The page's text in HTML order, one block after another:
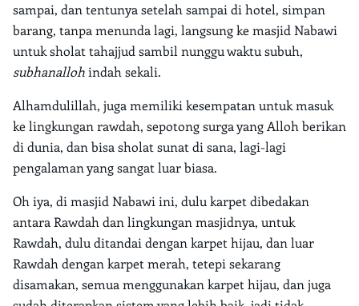
sampai, dan tentunya setelah sampai di hotel, simpan
barang, tanpa menunda lagi, langsung ke masjid Nabawi
untuk sholat tahajjud sambil nunggu waktu subuh,
subhanallohindah sekali.
Alhamdulillah, juga memiliki kesempatan untuk masuk
ke lingkungan rawdah, sepotong surga yang Alloh berikan
di dunia, dan bisa sholat sunat di sana, lagi-lagi
pengalaman yang sangat luar biasa.
Oh iya, di masjid Nabawi ini, dulu karpet dibedakan
antara Rawdah dan lingkungan masjidnya, untuk
Rawdah, dulu ditandai dengan karpet hijau, dan luar
Rawdah dengan karpet merah, tetepi sekarang
disamakan, semua menggunakan karpet hijau, dan juga